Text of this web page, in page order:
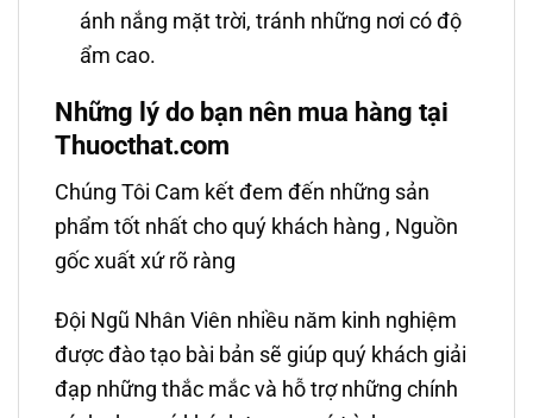
ánh nắng mặt trời, tránh những nơi có độ
ẩm cao.
Những lý do bạn nên mua hàng tại
Thuocthat.com
Chúng Tôi Cam kết đem đến những sản
phẩm tốt nhất cho quý khách hàng , Nguồn
gốc xuất xứ rõ ràng
Đội Ngũ Nhân Viên nhiều năm kinh nghiệm
được đào tạo bài bản sẽ giúp quý khách giải
đạp những thắc mắc và hỗ trợ những chính